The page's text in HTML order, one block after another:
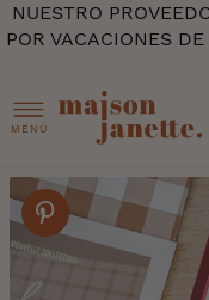
NUESTRO
POR VACACIONES
MENÚ
Skip
the
end